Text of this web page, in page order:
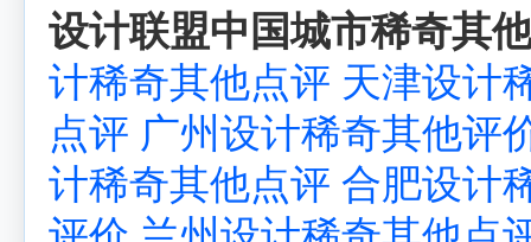
设计联盟中国城市稀奇其
计稀奇其他点评 天津设计
点评 广州设计稀奇其他评
计稀奇其他点评 合肥设计